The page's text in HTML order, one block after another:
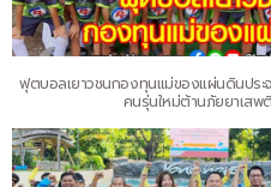
ฟุตบอลเยาวชนกองทุนแม่ของแผ่นดินประ
คนรุ่นใหม่ต้านภัยยาเสพ